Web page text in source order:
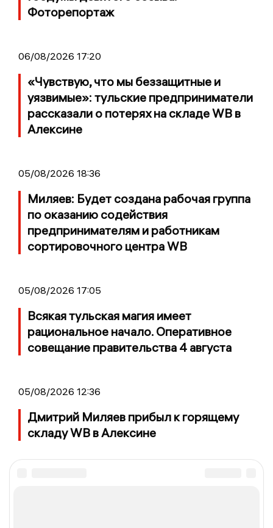
Фоторепортаж
06/08/2026 17:20
«Чувствую, что мы беззащитные и
уязвимые»: тульские предприниматели
рассказали о потерях на складе WB в
Алексине
05/08/2026 18:36
Миляев: Будет создана рабочая группа
по оказанию содействия
предпринимателям и работникам
сортировочного центра WB
05/08/2026 17:05
Всякая тульская магия имеет
рациональное начало. Оперативное
совещание правительства 4 августа
05/08/2026 12:36
Дмитрий Миляев прибыл к горящему
складу WB в Алексине